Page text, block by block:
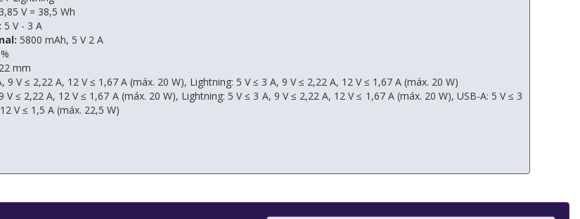
V = 38,5 Wh
5 V - 3 A
5800 mAh, 5 V 2 A
mm
9 V ≤ 2,22 A, 12 V ≤ 1,67 A (máx. 20 W), Lightning: 5 V ≤ 3 A, 9 V ≤ 2,22 A, 12 V ≤ 1,67 A (máx. 20 W)
V ≤ 2,22 A, 12 V ≤ 1,67 A (máx. 20 W), Lightning: 5 V ≤ 3 A, 9 V ≤ 2,22 A, 12 V ≤ 1,67 A (máx. 20 W), USB-A: 5 V ≤ 3
V ≤ 1,5 A (máx. 22,5 W)